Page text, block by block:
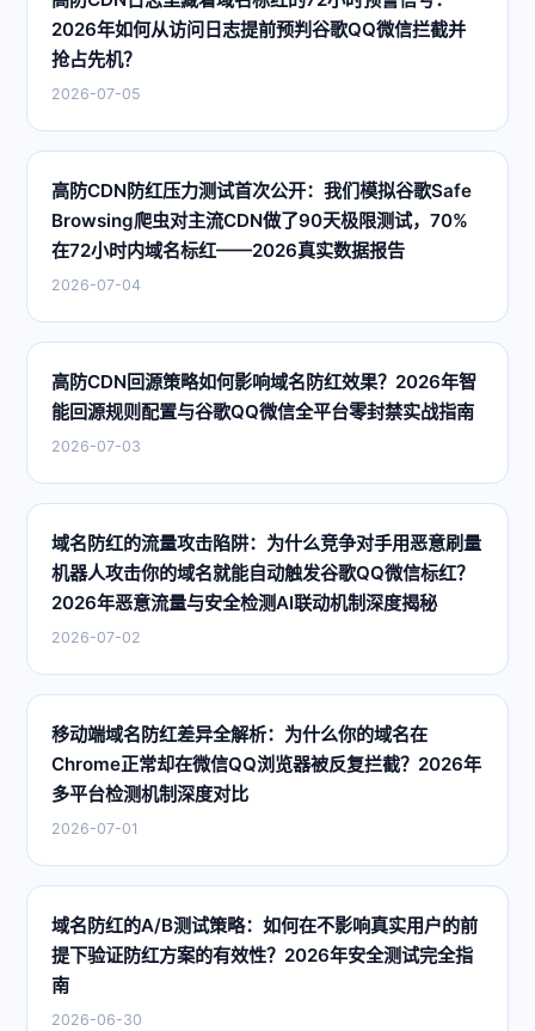
2026年如何从访问日志提前预判谷歌QQ微信拦截并
抢占先机？
2026-07-05
高防CDN防红压力测试首次公开：我们模拟谷歌Safe
Browsing爬虫对主流CDN做了90天极限测试，70%
在72小时内域名标红——2026真实数据报告
2026-07-04
高防CDN回源策略如何影响域名防红效果？2026年智
能回源规则配置与谷歌QQ微信全平台零封禁实战指南
2026-07-03
域名防红的流量攻击陷阱：为什么竞争对手用恶意刷量
机器人攻击你的域名就能自动触发谷歌QQ微信标红？
2026年恶意流量与安全检测AI联动机制深度揭秘
2026-07-02
移动端域名防红差异全解析：为什么你的域名在
Chrome正常却在微信QQ浏览器被反复拦截？2026年
多平台检测机制深度对比
2026-07-01
域名防红的A/B测试策略：如何在不影响真实用户的前
提下验证防红方案的有效性？2026年安全测试完全指
南
2026-06-30